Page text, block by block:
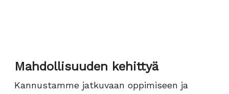
Mahdollisuuden kehittyä
Kannustamme jatkuvaan oppimiseen ja